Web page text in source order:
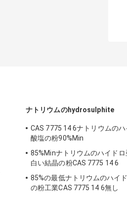
ナトリウムのhydrosulphite
CAS 7775 14 6ナトリウムの
酸塩の粉90%Min
85%Minナトリウムのハイド
白い結晶の粉CAS 7775 14 6
85%の最低ナトリウムのハイ
の粉工業CAS 7775 14 6無し